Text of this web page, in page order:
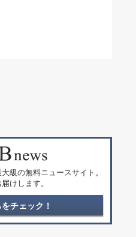
級の無料ニュースサイト。
けします。
チェック！